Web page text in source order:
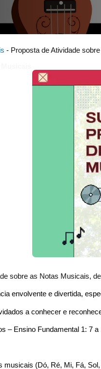
- Proposta de Atividade
sobre as Notas Musicais,
envolvente e divertida,
a conhecer e
– Ensino Fundamental 1: 7 a
musicais (Dó, Ré, Mi, Fá,